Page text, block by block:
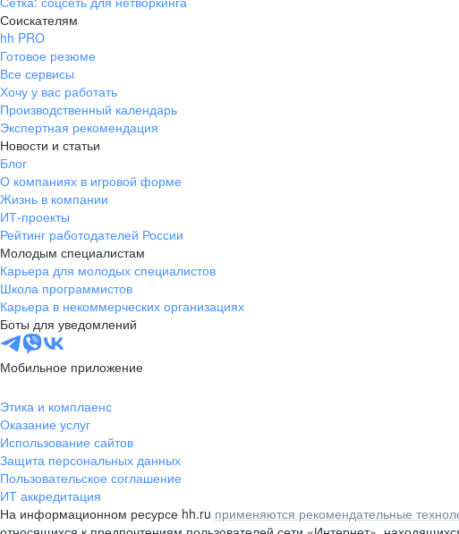
Соискателям
hh PRO
Готовое резюме
Все сервисы
Хочу у вас работать
Производственный календарь
Экспертная рекомендация
Новости и статьи
Блог
О компаниях в игровой форме
Жизнь в компании
ИТ-проекты
Рейтинг работодателей России
Молодым специалистам
Карьера для молодых специалистов
Школа программистов
Карьера в некоммерческих организациях
Боты для уведомлений
Мобильное приложение
Этика и комплаенс
Оказание услуг
Использование сайтов
Защита персональных данных
Пользовательское соглашение
ИТ аккредитация
На информационном ресурсе hh.ru применяются рекомендательные